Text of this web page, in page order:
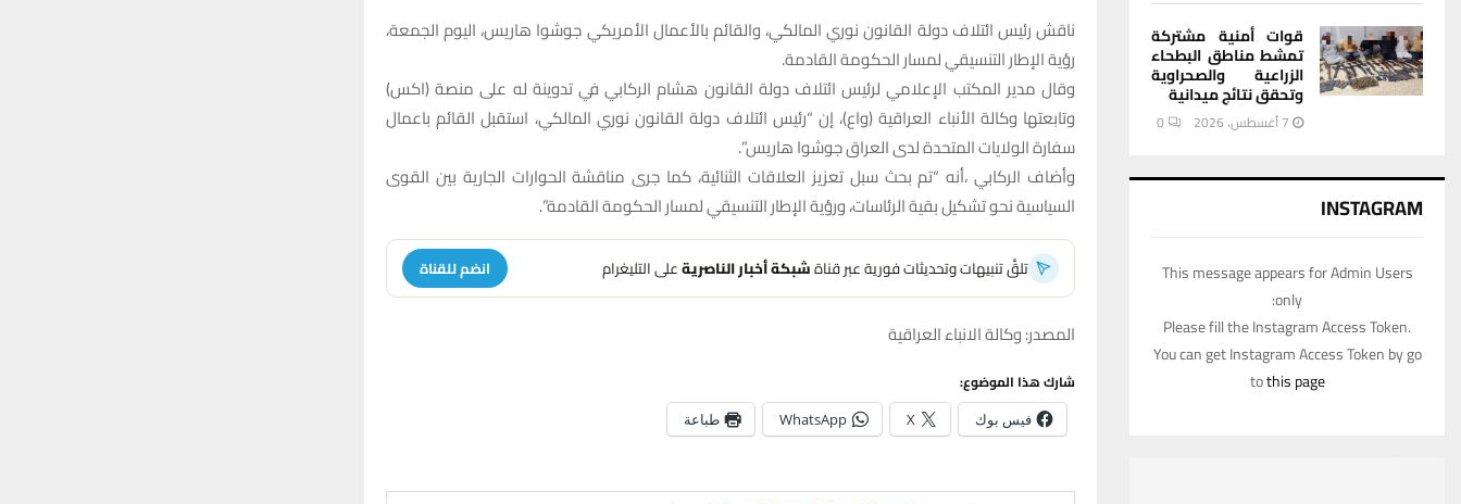
ناقش رئيس ائتلاف دولة القانون نوري المالكي، والقائم باﻷعمال الأمريكي جوشوا هاريس، اليوم الجمعة،
رؤية الإطار التنسيقي لمسار الحكومة القادمة.
وقال مدير المكتب اﻹعلامي لرئيس ائتلاف دولة القانون هشام الركابي في تدوينة له على منصة (اكس)
وتابعتها وكالة الأنباء العراقية (واع)، إن “‏رئيس ائتلاف دولة القانون نوري المالكي، استقبل القائم باعمال
سفارة الولايات المتحدة لدى العراق جوشوا هاريس”.
وأضاف الركابي ،أنه “تم بحث سبل تعزيز العلاقات الثنائية، كما جرى مناقشة الحوارات الجارية بين القوى
السياسية نحو تشكيل بقية الرئاسات، ورؤية الإطار التنسيقي لمسار الحكومة القادمة”.
تلقَّ تنبيهات وتحديثات فورية عبر قناةشبكة أخبار الناصريةعلى التليغرام انضم للقناة
المصدر: وكالة الانباء العراقية
شارك هذا الموضوع:
فيس بوك X
WhatsApp طباعة
قوات أمنية مشتركة
تمشط مناطق البطحاء
الزراعية والصحراوية
وتحقق نتائج ميدانية
7 أغسطس، 2026 0
INSTAGRAM
This message appears for Admin Users
only:
Please fill the Instagram Access Token.
You can get Instagram Access Token by go
tothis page